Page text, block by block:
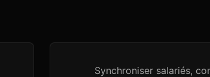
Synchroniser salariés,